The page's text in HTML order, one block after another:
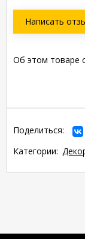
Написать
Об этом товаре
Поделиться:
Категории: